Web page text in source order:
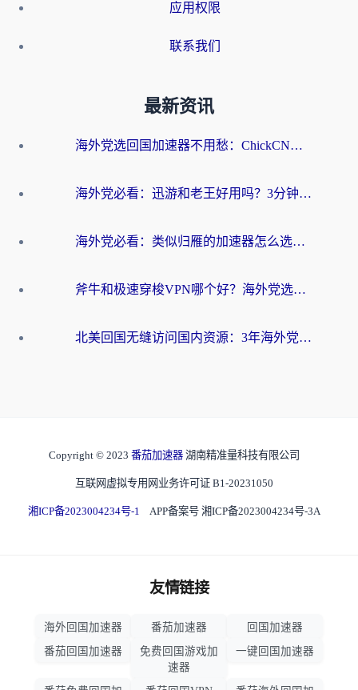
应用权限
联系我们
最新资讯
海外党选回国加速器不用愁：ChickCN和洞见哪个好？一篇搞定所有疑问
海外党必看：迅游和老王好用吗？3分钟选对加速国内网络的加速器
海外党必看：类似归雁的加速器怎么选？一篇搞定无缝访问国内资源
斧牛和极速穿梭VPN哪个好？海外党选回国加速器必看的真实对比与避坑指南
北美回国无缝访问国内资源：3年海外党亲测的加速器选择指南
Copyright © 2023 番茄加速器 湖南精准量科技有限公司
互联网虚拟专用网业务许可证 B1-20231050
湘ICP备2023004234号-1 APP备案号 湘ICP备2023004234号-3A
友情链接
海外回国加速器 番茄加速器
回国加速器
番茄回国加速器
免费回国游戏加
速器
一键回国加速器